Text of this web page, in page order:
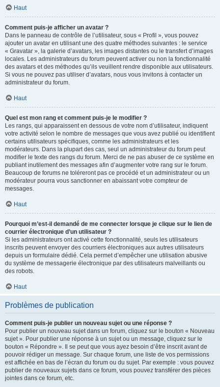
Haut
Comment puis-je afficher un avatar ?
Dans le panneau de contrôle de l’utilisateur, sous « Profil », vous pouvez
ajouter un avatar en utilisant une des quatre méthodes suivantes : le service
« Gravatar », la galerie d’avatars, les images distantes ou le transfert d’images
locales. Les administrateurs du forum peuvent activer ou non la fonctionnalité
des avatars et des méthodes qu’ils veuillent rendre disponible aux utilisateurs.
Si vous ne pouvez pas utiliser d’avatars, nous vous invitons à contacter un
administrateur du forum.
Haut
Quel est mon rang et comment puis-je le modifier ?
Les rangs, qui apparaissent en dessous de votre nom d’utilisateur, indiquent
votre activité selon le nombre de messages que vous avez publié ou identifient
certains utilisateurs spécifiques, comme les administrateurs et les
modérateurs. Dans la plupart des cas, seul un administrateur du forum peut
modifier le texte des rangs du forum. Merci de ne pas abuser de ce système en
publiant inutilement des messages afin d’augmenter votre rang sur le forum.
Beaucoup de forums ne toléreront pas ce procédé et un administrateur ou un
modérateur pourra vous sanctionner en abaissant votre compteur de
messages.
Haut
Pourquoi m’est-il demandé de me connecter lorsque je clique sur le lien de
courrier électronique d’un utilisateur ?
Si les administrateurs ont activé cette fonctionnalité, seuls les utilisateurs
inscrits peuvent envoyer des courriers électroniques aux autres utilisateurs
depuis un formulaire dédié. Cela permet d’empêcher une utilisation abusive
du système de messagerie électronique par des utilisateurs malveillants ou
des robots.
Haut
Problèmes de publication
Comment puis-je publier un nouveau sujet ou une réponse ?
Pour publier un nouveau sujet dans un forum, cliquez sur le bouton « Nouveau
sujet ». Pour publier une réponse à un sujet ou un message, cliquez sur le
bouton « Répondre ». Il se peut que vous ayez besoin d’être inscrit avant de
pouvoir rédiger un message. Sur chaque forum, une liste de vos permissions
est affichée en bas de l’écran du forum ou du sujet. Par exemple : vous pouvez
publier de nouveaux sujets dans ce forum, vous pouvez transférer des pièces
jointes dans ce forum, etc.